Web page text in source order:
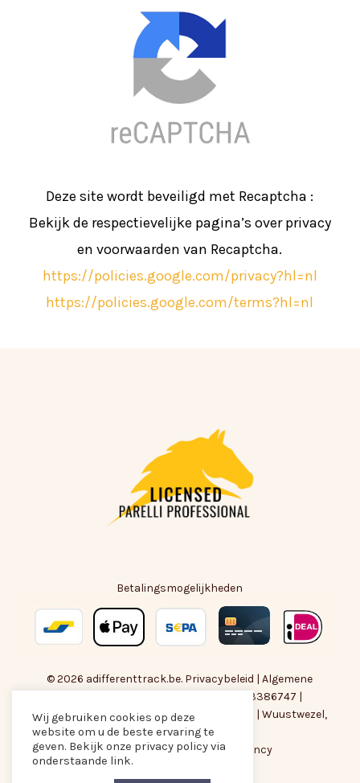
Subtotaal:
Deze site wordt beveiligd met Recaptcha :
Bekijk de respectievelijke pagina’s over privacy
en voorwaarden van Recaptcha.
https://policies.google.com/privacy?hl=nl
https://policies.google.com/terms?hl=nl
Betalingsmogelijkheden
© 2026 adifferenttrack.be. Privacybeleid |Algemene
| BTW-nummer : BE0783386747 |
amber@adifferenttrack.be|+32474118828
| Wuustwezel,
België
Met liefde gemaakt doorAre Agency
Wij gebruiken cookies op deze
website om u de beste ervaring te
geven. Bekijk onze privacy policy via
onderstaande link.